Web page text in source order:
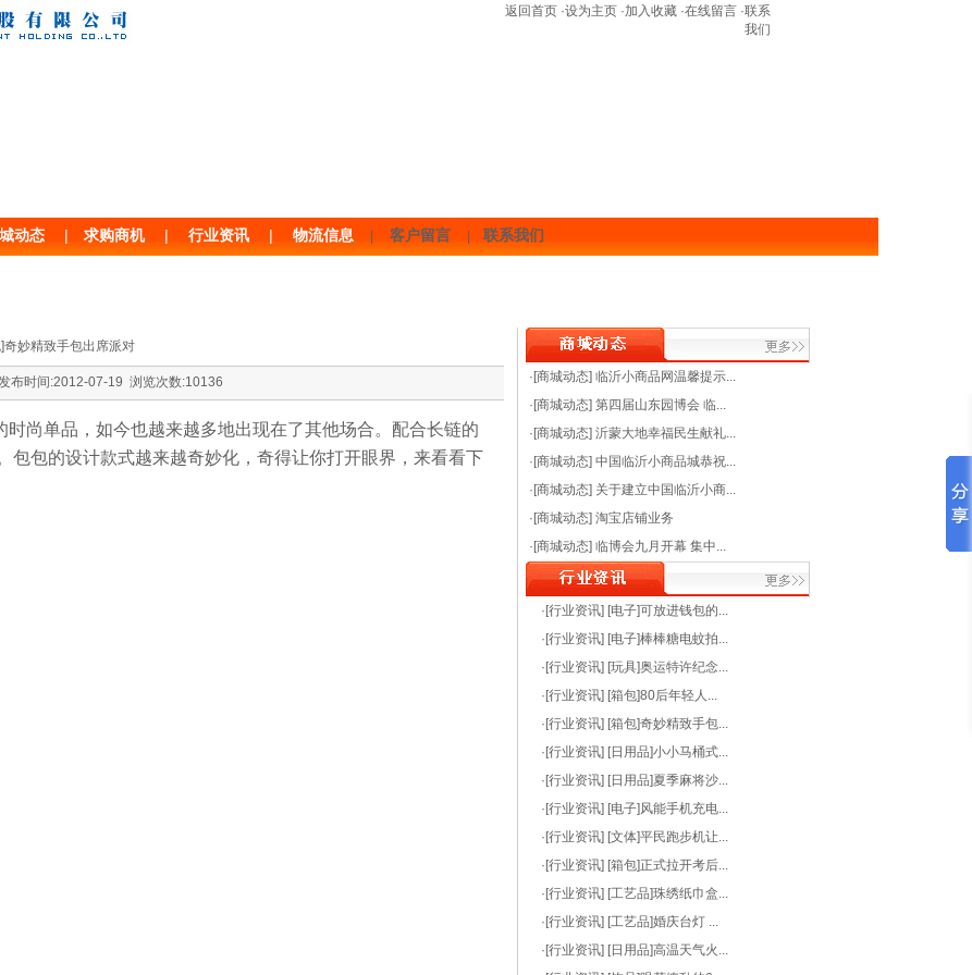
返回首页 ·设为主页 ·加入收藏 ·在线留言 ·联系
我们
动态 | 求购商机| 行业资讯 | 物流信息 客户留言 联系我们
]奇妙精致手包出席派对
布时间:2012-07-19 浏览次数:10136
尚单品，如今也越来越多地出现在了其他场合。配合长链的
包包的设计款式越来越奇妙化，奇得让你打开眼界，来看看下
·[商城动态] 临沂小商品网温馨提示...
·[商城动态] 第四届山东园博会 临...
·[商城动态] 沂蒙大地幸福民生献礼...
·[商城动态] 中国临沂小商品城恭祝...
·[商城动态] 关于建立中国临沂小商...
·[商城动态] 淘宝店铺业务
·[商城动态] 临博会九月开幕 集中...
·[行业资讯] [电子]可放进钱包的...
·[行业资讯] [电子]棒棒糖电蚊拍...
·[行业资讯] [玩具]奥运特许纪念...
·[行业资讯] [箱包]80后年轻人...
·[行业资讯] [箱包]奇妙精致手包...
·[行业资讯] [日用品]小小马桶式...
·[行业资讯] [日用品]夏季麻将沙...
·[行业资讯] [电子]风能手机充电...
·[行业资讯] [文体]平民跑步机让...
·[行业资讯] [箱包]正式拉开考后...
·[行业资讯] [工艺品]珠绣纸巾盒...
·[行业资讯] [工艺品]婚庆台灯 ...
·[行业资讯] [日用品]高温天气火...